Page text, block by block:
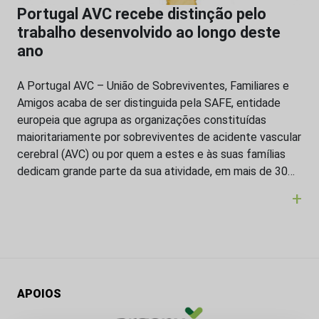
Portugal AVC recebe distinção pelo
trabalho desenvolvido ao longo deste
ano
A Portugal AVC – União de Sobreviventes, Familiares e
Amigos acaba de ser distinguida pela SAFE, entidade
europeia que agrupa as organizações constituídas
maioritariamente por sobreviventes de acidente vascular
cerebral (AVC) ou por quem a estes e às suas famílias
dedicam grande parte da sua atividade, em mais de 30…
+
APOIOS